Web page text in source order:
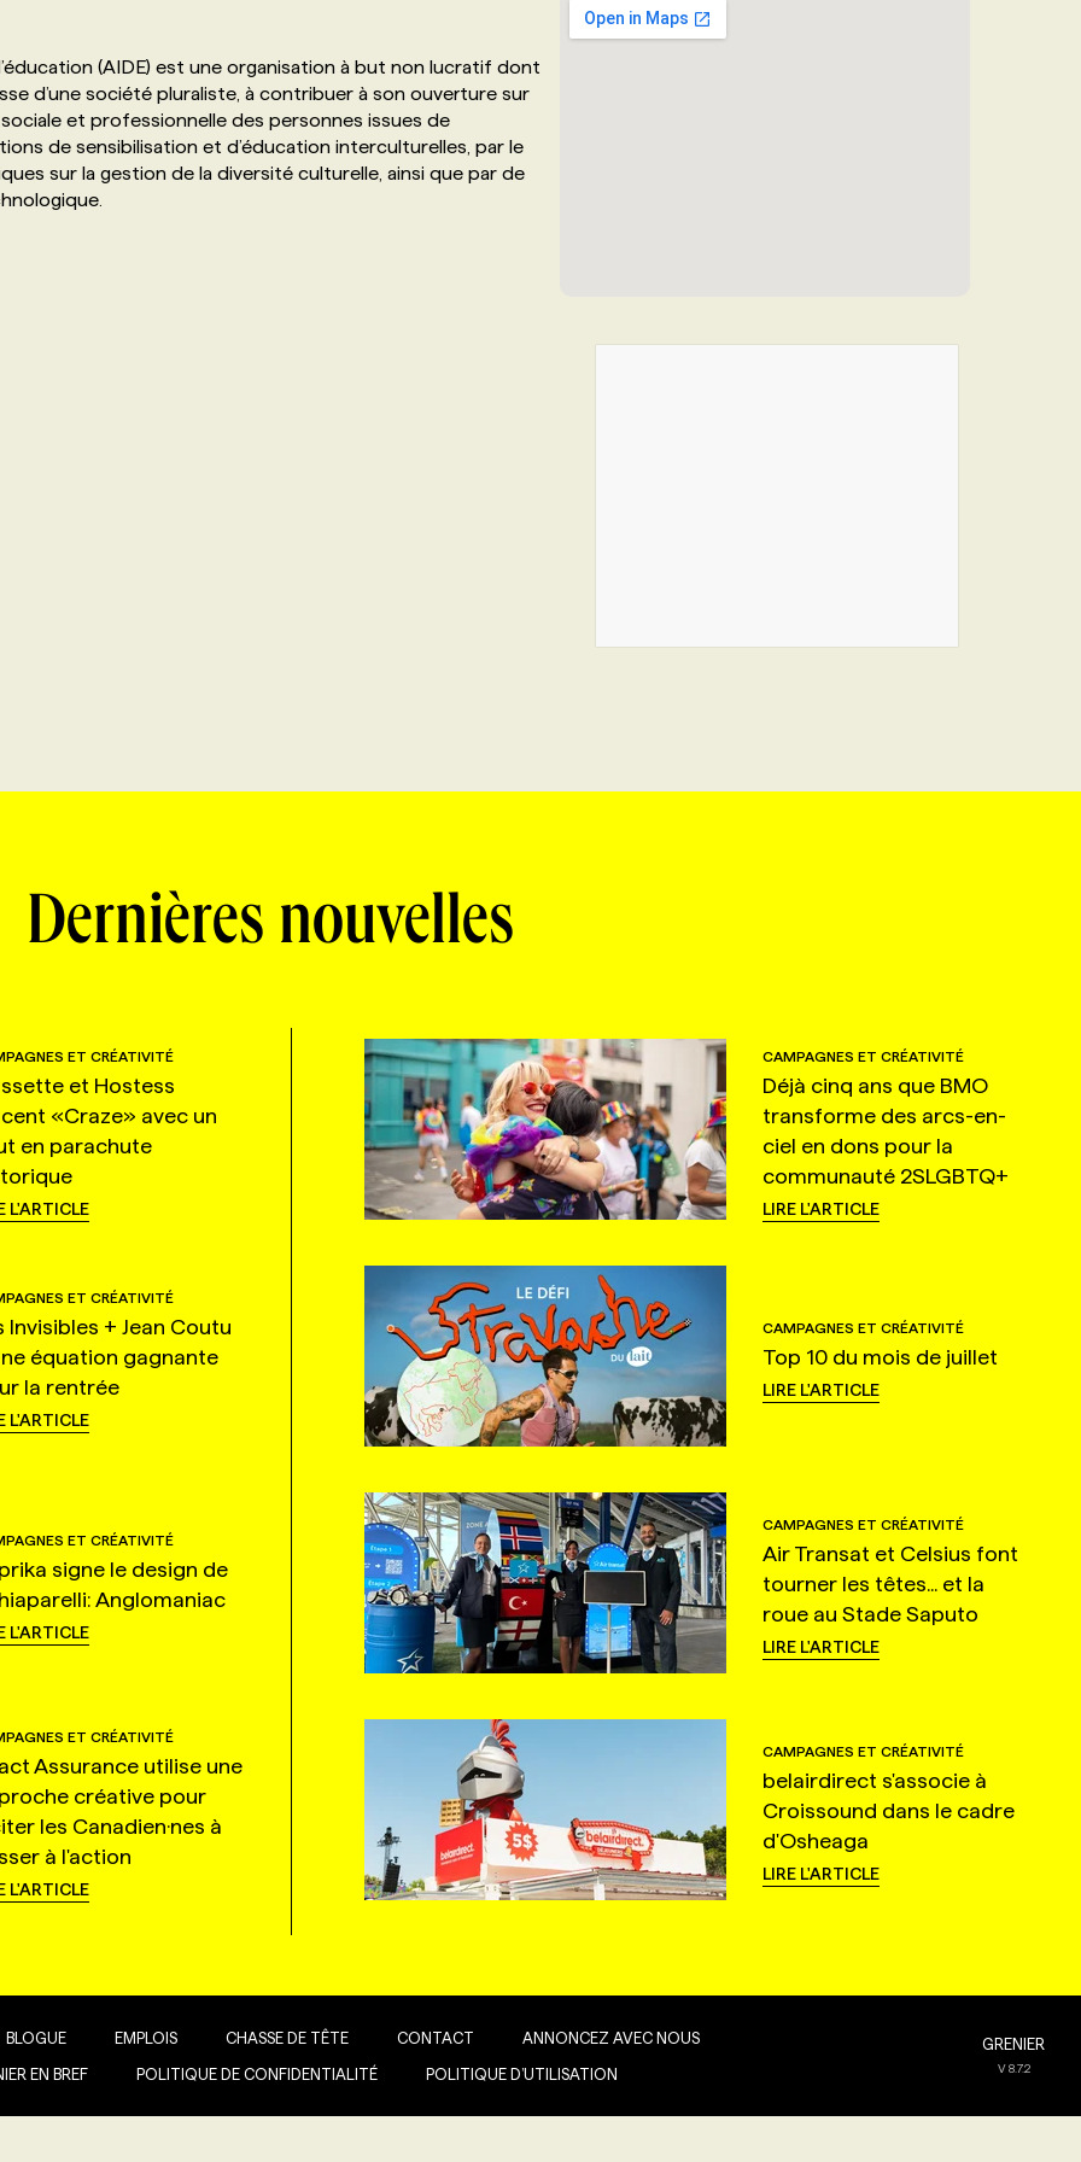
(AIDE) est une organisation à but non lucratif dont
d’une société pluraliste, à contribuer à son ouverture sur
et professionnelle des personnes issues de
de sensibilisation et d’éducation interculturelles, par le
sur la gestion de la diversité culturelle, ainsi que par de
Dernières nouvelles
ET CRÉATIVITÉ
et Hostess
«Craze» avec un
en parachute
L'ARTICLE
CAMPAGNES ET CRÉATIVITÉ
Déjà cinq ans que BMO
transforme des arcs-en-
ciel en dons pour la
communauté 2SLGBTQ+
LIRE L'ARTICLE
ET CRÉATIVITÉ
Invisibles + Jean Coutu
équation gagnante
la rentrée
L'ARTICLE
CAMPAGNES ET CRÉATIVITÉ
Top 10 du mois de juillet
LIRE L'ARTICLE
ET CRÉATIVITÉ
signe le design de
Anglomaniac
L'ARTICLE
CAMPAGNES ET CRÉATIVITÉ
Air Transat et Celsius font
tourner les têtes... et la
roue au Stade Saputo
LIRE L'ARTICLE
ET CRÉATIVITÉ
Assurance utilise une
créative pour
les Canadien·nes à
à l'action
L'ARTICLE
CAMPAGNES ET CRÉATIVITÉ
belairdirect s'associe à
Croissound dans le cadre
d'Osheaga
LIRE L'ARTICLE
BLOGUE EMPLOIS CHASSE DE TÊTE CONTACT ANNONCEZ AVEC NOUS
EN BREF POLITIQUE DE CONFIDENTIALITÉ POLITIQUE D’UTILISATION
GRENIER
V8.7.2